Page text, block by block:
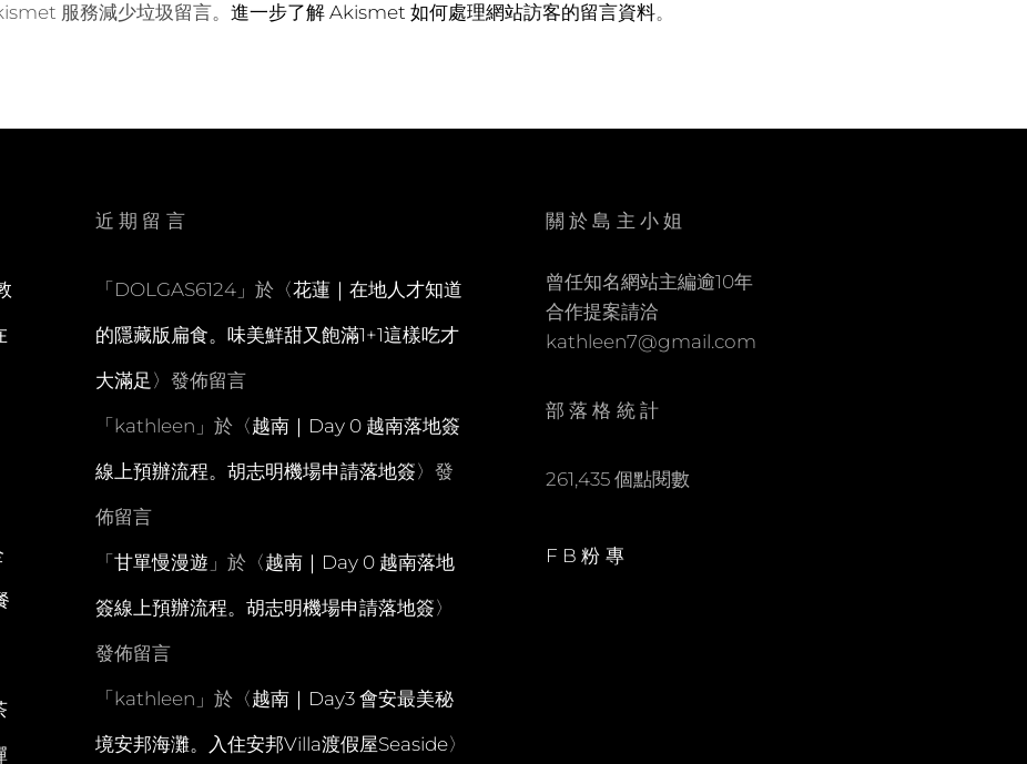
服務減少垃圾留言。 進一步了解 Akismet 如何處理網站訪客的留言資料。
近期留言
「 DOLGAS6124」於〈花蓮｜在地人才知道
的隱藏版扁食。味美鮮甜又飽滿1+1這樣吃才
大滿足 〉發佈留言
「 kathleen 」於〈越南｜Day 0 越南落地簽
線上預辦流程。胡志明機場申請落地簽〉發
佈留言
「 甘單慢漫遊 」於〈越南｜Day 0 越南落地
簽線上預辦流程。胡志明機場申請落地簽〉
發佈留言
「 kathleen 」於〈越南｜Day3 會安最美秘
境安邦海灘。入住安邦Villa渡假屋Seaside〉
關於島主小姐
曾任知名網站主編逾10年
合作提案請洽
kathleen7@gmail.com
部落格統計
261,435 個點閱數
FB粉專